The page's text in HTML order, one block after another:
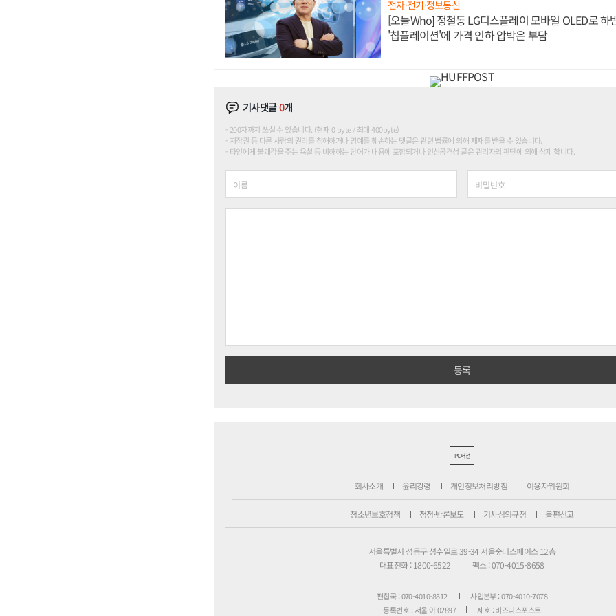
전자·전기·정보통신
[오늘Who] 정철동 LG디스플레이 모바일 OLED로 하
'칩플레이션'에 가격 인하 압박은 부담
기사댓글0개
200자까지 쓰실 수 있습니다. (현재 0 byte / 최대 400byte)
저작권 등 다른 사람의 권리를 침해하거나 명예를 훼손하는 댓글은 관련 법률에 의해 제재를 받을 수 있습니다.
타인에게 불쾌감을 주는 욕설 등 비하하는 단어가 내용에 포함되거나 인신공격성 글은 관리자의 판단에 의해 삭제 합니다.
PC버전
회사소개 윤리강령 개인정보처리방침 이용자위원회
청소년보호정책 정정·반론보도 기사심의규정 불편신고
서울특별시 성동구 성수일로 39-34 서울숲더스페이스 12층
대표전화 : 1800-6522
팩스 : 070-4015-8658
편집국 : 070-4010-8512
사업본부 : 070-4010-7078
등록번호 : 서울 아 02897
제호 : 비즈니스포스트